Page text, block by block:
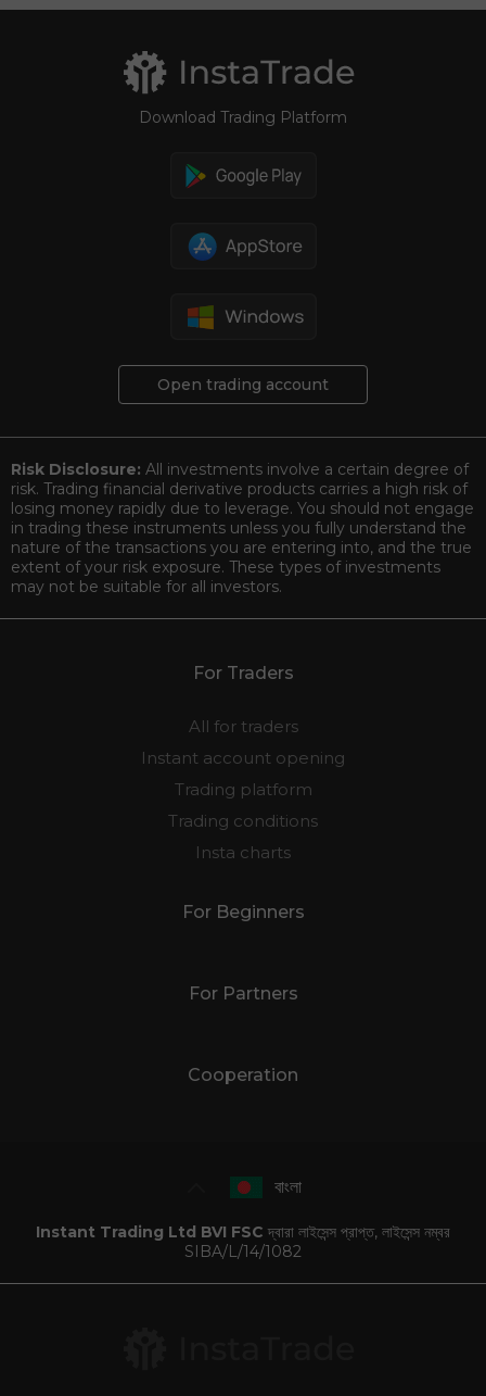
Download Trading Platform
Open trading account
Risk Disclosure: All investments involve a certain degree of
risk. Trading financial derivative products carries a high risk of
losing money rapidly due to leverage. You should not engage
in trading these instruments unless you fully understand the
nature of the transactions you are entering into, and the true
extent of your risk exposure. These types of investments
may not be suitable for all investors.
For Traders
All for traders
Instant account opening
Trading platform
Trading conditions
Insta charts
For Beginners
For Partners
Cooperation
বাংলা
Instant Trading Ltd BVI FSC দ্বারা লাইসেন্স প্রাপ্ত, লাইসেন্স নম্বর
SIBA/L/14/1082